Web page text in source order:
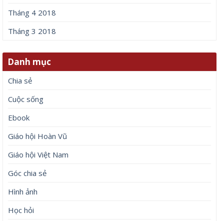
Tháng 4 2018
Tháng 3 2018
Danh mục
Chia sẻ
Cuộc sống
Ebook
Giáo hội Hoàn Vũ
Giáo hội Việt Nam
Góc chia sẻ
Hình ảnh
Học hỏi